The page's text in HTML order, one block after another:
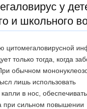
у
и школьного
цитомегаловирусной
только тогда, когда
обычном
лишь использовать
в нос,
при сильном повышении